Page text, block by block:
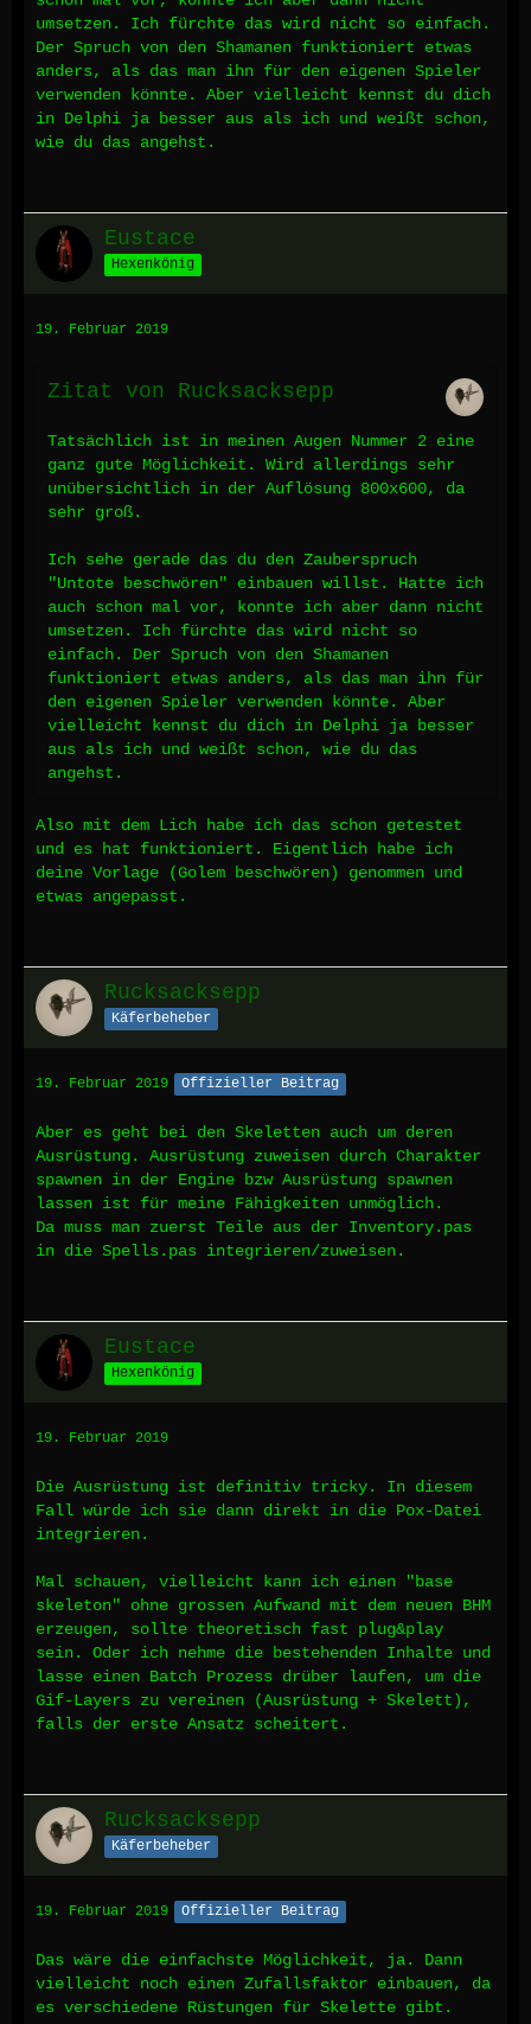
umsetzen. Ich fürchte das wird nicht so einfach.
Der Spruch von den Shamanen funktioniert etwas
anders, als das man ihn für den eigenen Spieler
verwenden könnte. Aber vielleicht kennst du dich
in Delphi ja besser aus als ich und weißt schon,
wie du das angehst.
Eustace
Hexenkönig
19. Februar 2019
Zitat von Rucksacksepp
Tatsächlich ist in meinen Augen Nummer 2 eine
ganz gute Möglichkeit. Wird allerdings sehr
unübersichtlich in der Auflösung 800x600, da
sehr groß.
Ich sehe gerade das du den Zauberspruch
"Untote beschwören" einbauen willst. Hatte ich
auch schon mal vor, konnte ich aber dann nicht
umsetzen. Ich fürchte das wird nicht so
einfach. Der Spruch von den Shamanen
funktioniert etwas anders, als das man ihn für
den eigenen Spieler verwenden könnte. Aber
vielleicht kennst du dich in Delphi ja besser
aus als ich und weißt schon, wie du das
angehst.
Also mit dem Lich habe ich das schon getestet
und es hat funktioniert. Eigentlich habe ich
deine Vorlage (Golem beschwören) genommen und
etwas angepasst.
Rucksacksepp
Käferbeheber
19. Februar 2019 Offizieller Beitrag
Aber es geht bei den Skeletten auch um deren
Ausrüstung. Ausrüstung zuweisen durch Charakter
spawnen in der Engine bzw Ausrüstung spawnen
lassen ist für meine Fähigkeiten unmöglich.
Da muss man zuerst Teile aus der Inventory.pas
in die Spells.pas integrieren/zuweisen.
Eustace
Hexenkönig
19. Februar 2019
Die Ausrüstung ist definitiv tricky. In diesem
Fall würde ich sie dann direkt in die Pox-Datei
integrieren.
Mal schauen, vielleicht kann ich einen "base
skeleton" ohne grossen Aufwand mit dem neuen BHM
erzeugen, sollte theoretisch fast plug&play
sein. Oder ich nehme die bestehenden Inhalte und
lasse einen Batch Prozess drüber laufen, um die
Gif-Layers zu vereinen (Ausrüstung + Skelett),
falls der erste Ansatz scheitert.
Rucksacksepp
Käferbeheber
19. Februar 2019 Offizieller Beitrag
Das wäre die einfachste Möglichkeit, ja. Dann
vielleicht noch einen Zufallsfaktor einbauen, da
es verschiedene Rüstungen für Skelette gibt.